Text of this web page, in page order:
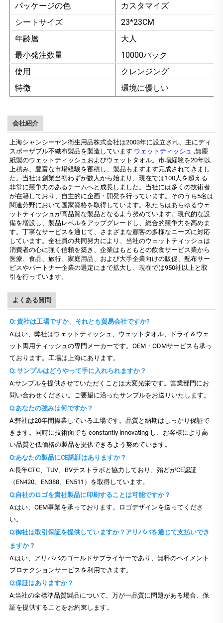
パッケージの色
カスタマイズ
シートサイズ
23*23CM
年齢層
大人
最小発注数量
10000パック
使用
クレンジング
特徴
環境に優しい
会社紹介
上海シャンシーヤン衛生用品株式会社は2003年に設立され、主にディ
スポーザブル不織布製品を製造しています ウェットティッシュ ,無塵
紙製のウェットティッシュおよびウェットタオル。市場経験を20年以
上積み、豊富な市場経験を蓄積し、製品もますます完成されてきまし
た。当社は創業当初わずか数人から始まり、現在では100人を超える
非常に競争力のあるチームへと成長しました。当社には多くの技術者
が在籍しており、自主的に企画・開発を行っています。そのうち5名は
関連分野において国家資格を取得しています。私たちはあらゆるウェ
ットティッシュが高品質な製品となるよう努めています。現代的な設
備を増設し、製品レベルをアップグレードし、総合的競争力を高めま
す。丁寧なサービスを通じて、さまざまな顧客の多様なニーズに対応
しています。全社員の共同努力により、当社のウェットティッシュは
消費者の心に強く信頼を築き、企業はもともとの飲食サービス業から
医療、食品、旅行、家庭用品、および大手企業向けの販促、配布サー
ビスやパートナー企業の選定にまで拡大し、現在では950社以上と取
引を行っています。
よくある質問
Q: 貴社は工場ですか、それとも貿易会社ですか?
A:はい、弊社はウェットティッシュ、ウェットタオル、ドライ＆ウェ
ット両用ティッシュの専門メーカーです。OEM・ODMサービスも承っ
ております。工場は上海にあります。
Q: サンプルはどうやって手に入れられますか？
A:サンプルを提供させていただくことは大変光栄です。営業部門にお
問い合わせください。ご要望に沿ったサンプルをお送りいたします。
Q:あなたの強みは何ですか？
A:弊社は20年間操業している工場です。品質と納期はしっかり保証で
きます。同時に技術面でも constantly innovating し、お客様により高
い品質と低価格の製品を提供できるよう努めています。
Q:あなたの製品にCE認証はありますか？
A:長年CTC、TUV、BVテストラボと協力しており、殆どがCE認証
（EN420、EN388、EN511）を取得しています。
Q:自社のロゴを貴社製品に印刷することは可能ですか？
A:はい、OEM事業を承っております。ロゴデザインを送ってくださ
い。
Q:御社は取引保証を提供していますか？アリババを通じて支払いでき
ますか？
A:はい、アリババのゴールドサプライヤーであり、無料のペイメント
プロテクションサービスを利用できます。
Q:保証はありますか？
A:当社の全標準品質製品について、万が一品質に問題がある場合、保
証を提供することをお約束します。